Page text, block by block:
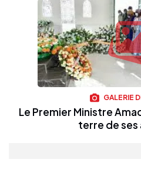
GALERIE
Le Premier Ministre
terre de